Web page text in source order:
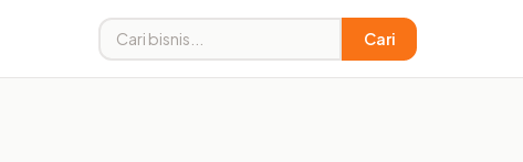
Cari